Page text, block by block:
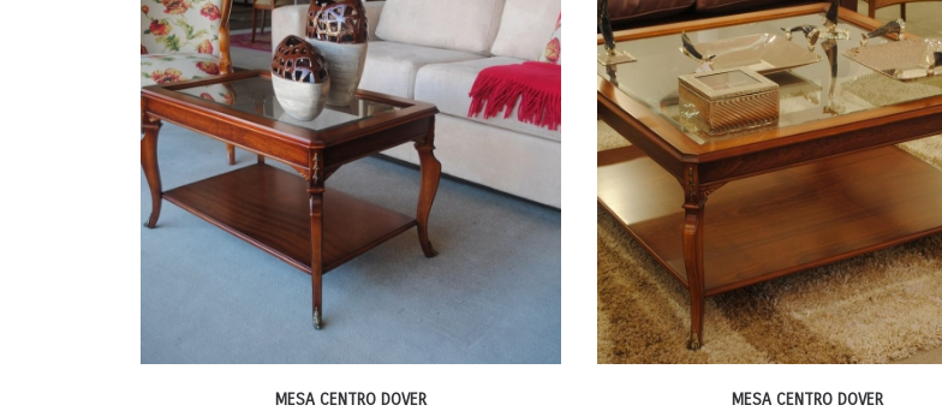
MESA CENTRO DOVER
MESA CENTRO DOVER